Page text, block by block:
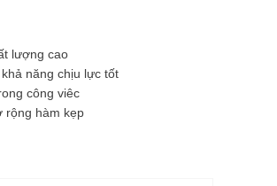
lượng cao
năng chịu lực tốt
công viêc
rộng hàm kẹp